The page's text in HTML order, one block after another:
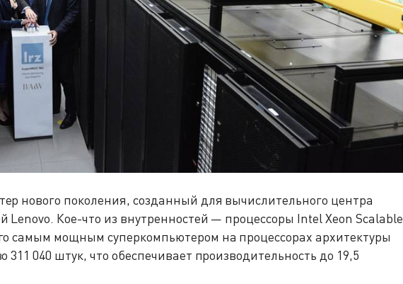
нового поколения, созданный для вычислительного центра
Lenovo. Кое-что из внутренностей — процессоры Intel Xeon Scalable
самым мощным суперкомпьютером на процессорах архитектуры
311 040 штук, что обеспечивает производительность до 19,5